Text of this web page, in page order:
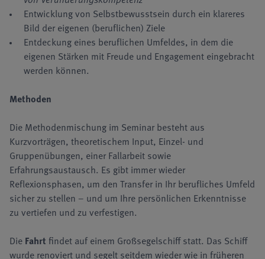
Entwicklung von Selbstbewusstsein durch ein klareres
Bild der eigenen (beruflichen) Ziele
Entdeckung eines beruflichen Umfeldes, in dem die
eigenen Stärken mit Freude und Engagement eingebracht
werden können.
Methoden
Die Methodenmischung im Seminar besteht aus
Kurzvorträgen, theoretischem Input, Einzel- und
Gruppenübungen, einer Fallarbeit sowie
Erfahrungsaustausch. Es gibt immer wieder
Reflexionsphasen, um den Transfer in Ihr berufliches Umfeld
sicher zu stellen – und um Ihre persönlichen Erkenntnisse
zu vertiefen und zu verfestigen.
Die Fahrt findet auf einem Großsegelschiff statt. Das Schiff
wurde renoviert und segelt seitdem wieder wie in früheren